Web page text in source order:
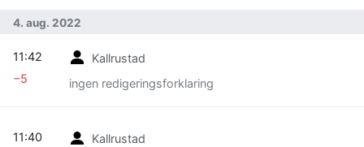
4. aug. 2022
Kallrustad
ingen redigeringsforklaring
11:42
−5
Kallrustad
11:40